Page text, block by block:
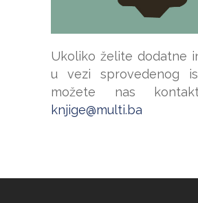
Ukoliko želite dodatne
u vezi sprovedenog
možete nas
knjige@multi.ba